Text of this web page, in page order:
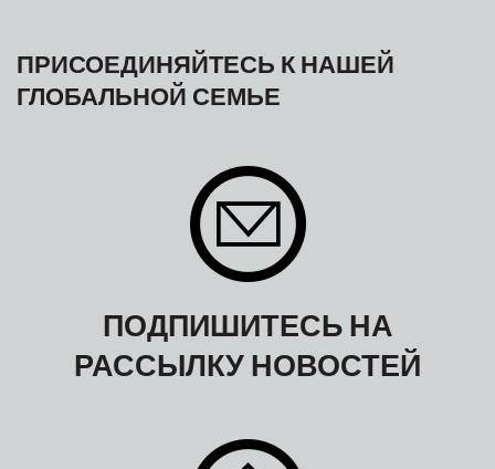
ПРИСОЕДИНЯЙТЕСЬ К НАШЕЙ
ГЛОБАЛЬНОЙ СЕМЬЕ
ПОДПИШИТЕСЬ НА
РАССЫЛКУ НОВОСТЕЙ